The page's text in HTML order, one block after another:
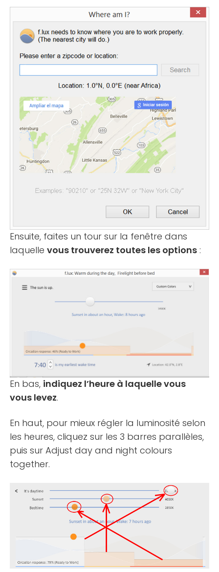
Ensuite, faites un tour sur la fenêtre dans
laquelle vous trouverez toutes les options :
En bas, indiquez l’heure à laquelle vous
vous levez.
En haut, pour mieux régler la luminosité selon
les heures, cliquez sur les 3 barres parallèles,
puis sur Adjust day and night colours
together.